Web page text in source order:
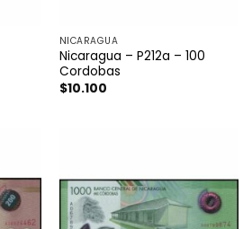
NICARAGUA
Nicaragua – P212a – 100
Cordobas
$10.100